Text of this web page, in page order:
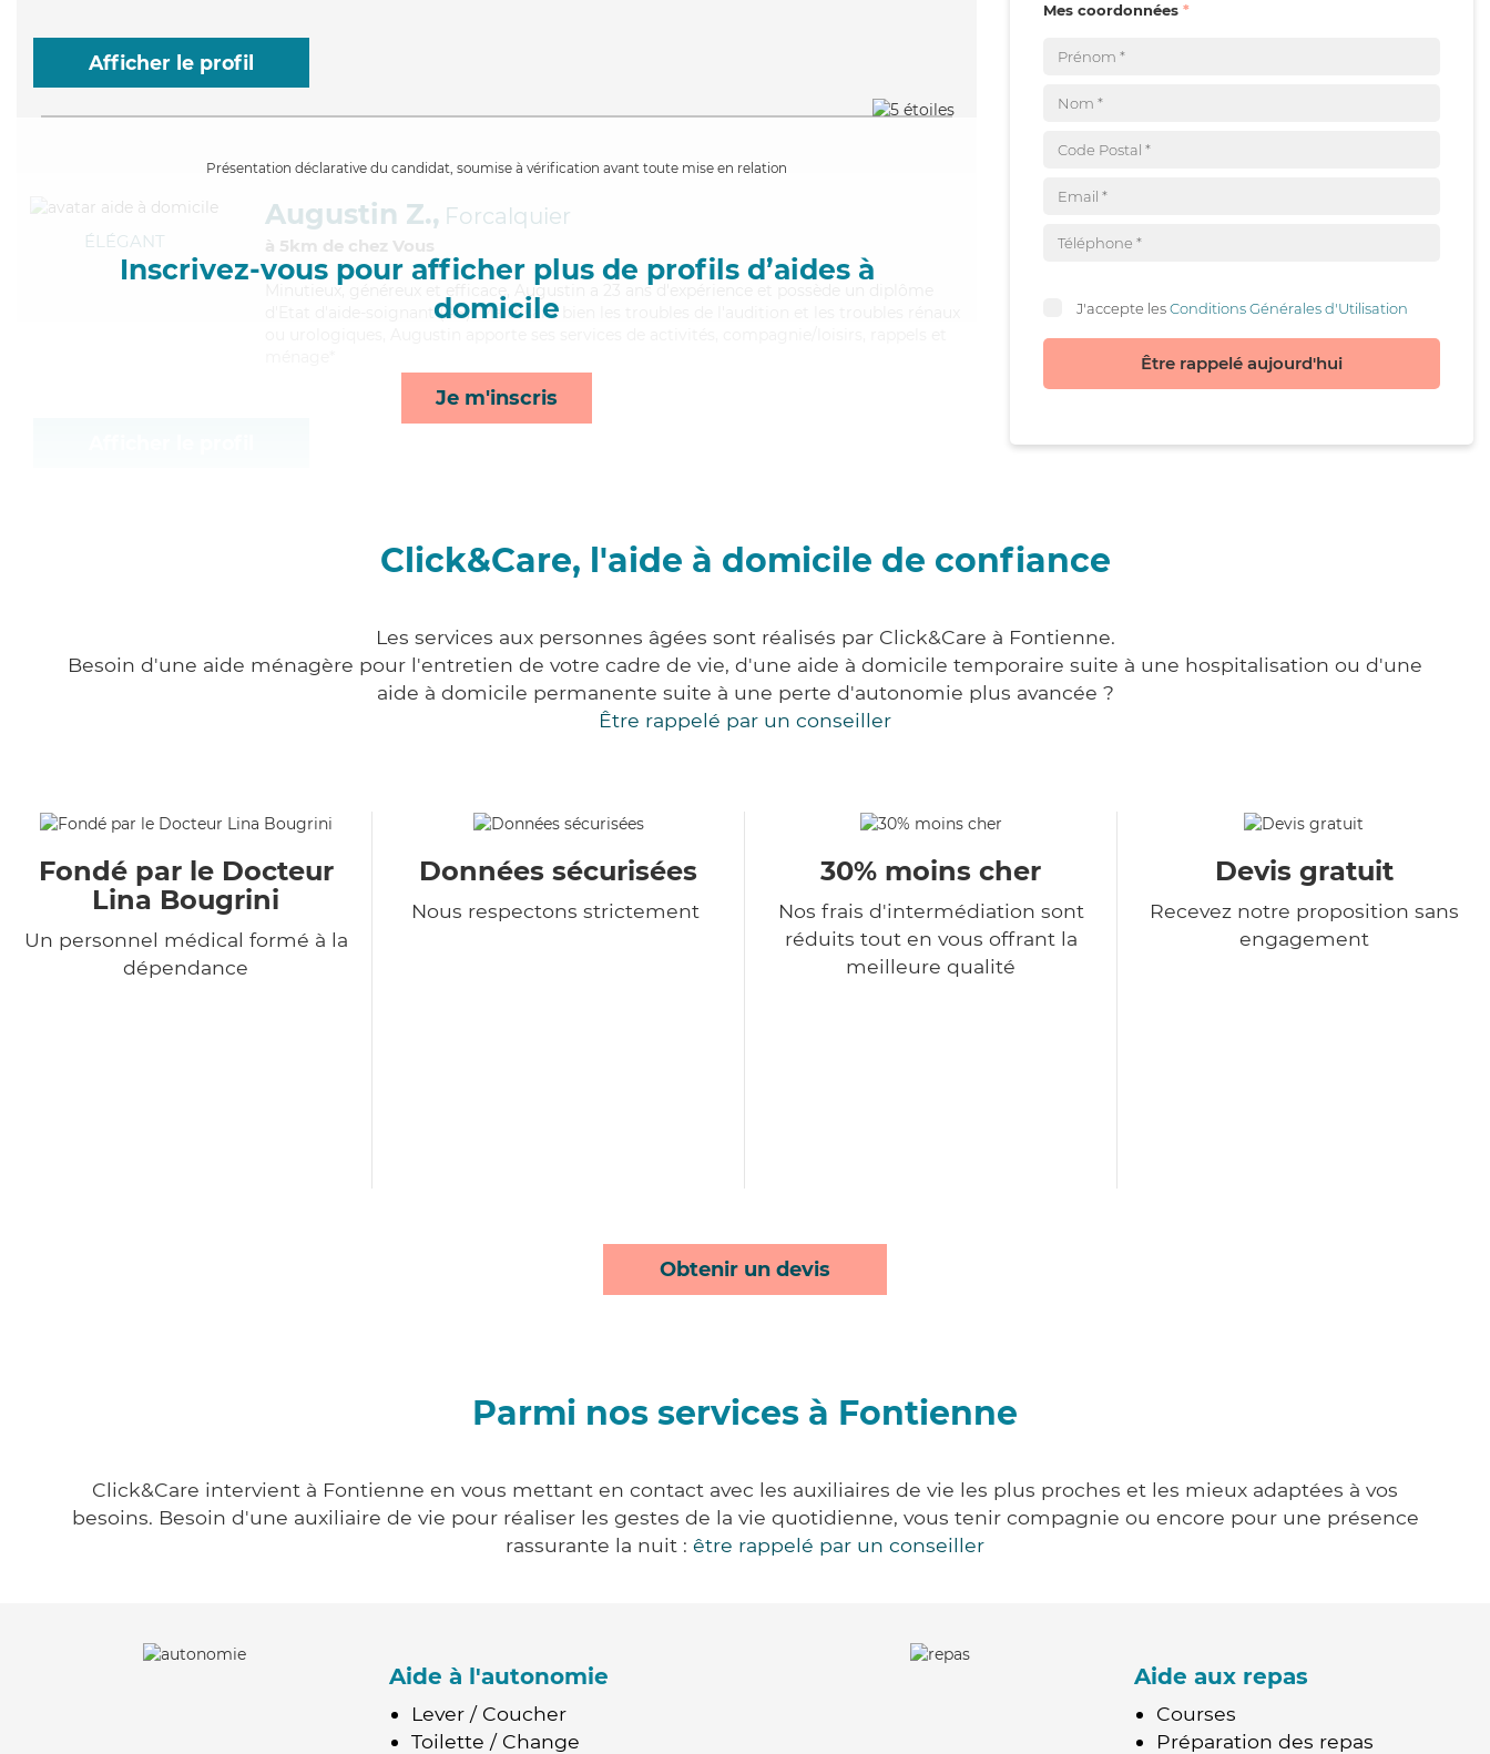
Afficher le profil
Présentation déclarative du candidat, soumise à vérification avant toute mise en relation
Inscrivez-vous pour afficher plus de profils d’aides à
domicile
Je m'inscris
ÉLÉGANT
Augustin Z., Forcalquier
à 5km de chez Vous
Minutieux, généreux et efficace, Augustin a 23 ans d'expérience et possède un diplôme
d'Etat d'aide-soignant (AS). Maitrisant bien les troubles de l'audition et les troubles rénaux
Mes coordonnées
J'accepte lesConditions Générales d'Utilisation
Être rappelé aujourd'hui
Click&Care, l'aide à domicile de confiance
Les services aux personnes âgées sont réalisés par Click&Care à Fontienne.
Besoin d'une aide ménagère pour l'entretien de votre cadre de vie, d'une aide à domicile temporaire suite à une hospitalisation ou d'une
aide à domicile permanente suite à une perte d'autonomie plus avancée ?
Être rappelé par un conseiller
Fondé par le Docteur
Lina Bougrini
Un personnel médical formé à la
dépendance
Données sécurisées
Nous respectons strictement
30% moins cher
Nos frais d'intermédiation sont
réduits tout en vous offrant la
meilleure qualité
Devis gratuit
Recevez notre proposition sans
engagement
Obtenir un devis
Parmi nos services à Fontienne
Click&Care intervient à Fontienne en vous mettant en contact avec les auxiliaires de vie les plus proches et les mieux adaptées à vos
besoins. Besoin d'une auxiliaire de vie pour réaliser les gestes de la vie quotidienne, vous tenir compagnie ou encore pour une présence
rassurante la nuit : être rappelé par un conseiller
Aide à l'autonomie
Lever / Coucher
Toilette / Change
Aide aux repas
Courses
Préparation des repas